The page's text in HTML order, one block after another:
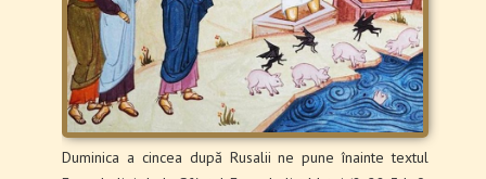
Duminica a cincea după Rusalii ne pune înainte textul